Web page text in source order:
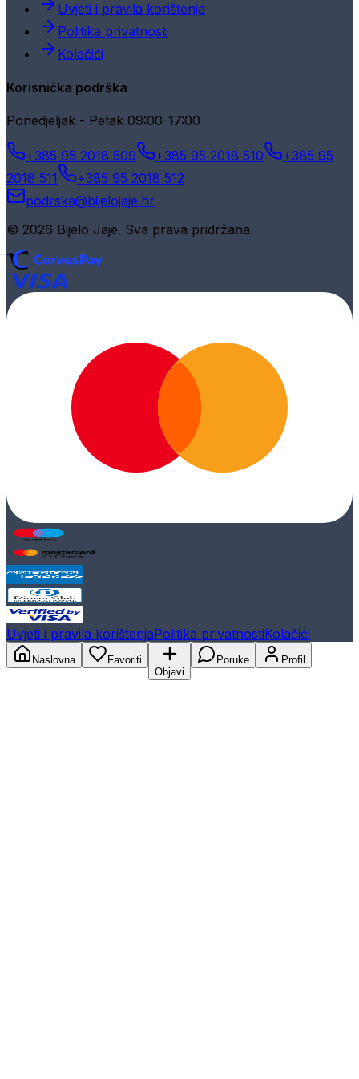
Uvjeti i pravila korištenja
Politika privatnosti
Kolačići
Korisnička podrška
Ponedjeljak - Petak 09:00-17:00
+385 95 2018 509 +385 95 2018 510
+385 95
2018 511
+385 95 2018 512
podrska@bijelojaje.hr
© 2026 Bijelo Jaje. Sva prava pridržana.
Uvjeti i pravila korištenjaPolitika privatnostiKolačići
Naslovna
Favoriti
Objavi
Poruke Profil